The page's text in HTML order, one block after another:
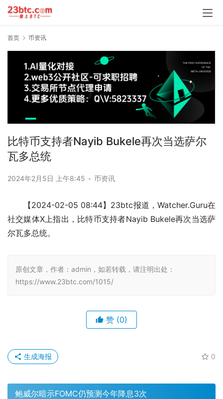
首页 币资讯
比特币支持者Nayib Bukele再次当选萨尔
瓦多总统
2024年2月5日 上午8:45 • 币资讯
【2024-02-05 08:44】23btc报道，Watcher.Guru在
社交媒体X上指出，比特币支持者Nayib Bukele再次当选萨
尔瓦多总统。
原创文章，作者：admin，如若转载，请注明出处：
https://www.23btc.com/1015/
赞 (0)
0
生成海报
鲍威尔暗示FOMC仍预测今年降息3次